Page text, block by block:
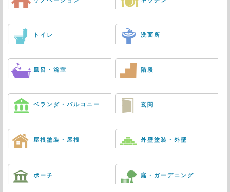
トイレ 洗面所
風呂・浴室 階段
ベランダ・バルコニー 玄関
屋根塗装・屋根 外壁塗装・外壁
ポーチ 庭・ガーデニング